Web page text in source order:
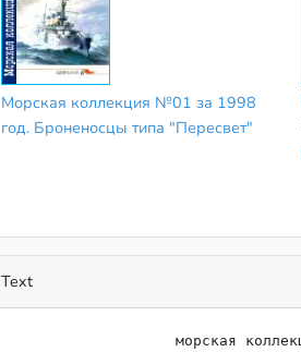
Морская коллекция №01 за 1998
год. Броненосцы типа "Пересвет"
Text